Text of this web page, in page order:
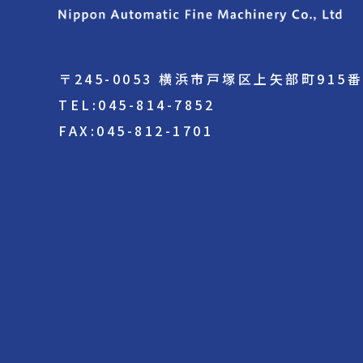
〒245-0053 横浜市戸塚区上矢部町915
TEL:045-814-7852
FAX:045-812-1701